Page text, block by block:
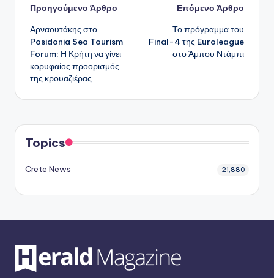
Πλοήγηση
δημοσιεύσεων
Προηγούμενο Άρθρο
Αρναουτάκης στο
Posidonia Sea Tourism
Forum: Η Κρήτη να γίνει
κορυφαίος προορισμός
της κρουαζιέρας
Επόμενο Άρθρο
Το πρόγραμμα του
Final-4 της Euroleague
στο Άμπου Ντάμπι
Topics
Crete News 21,880